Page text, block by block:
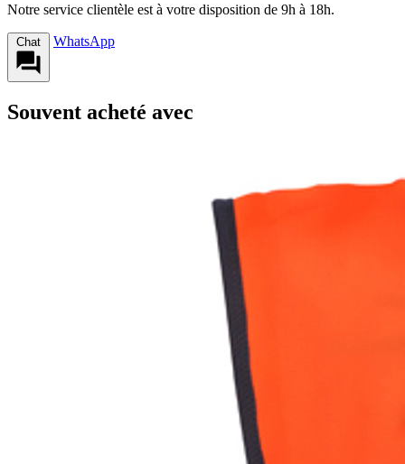
Notre service clientèle est à votre disposition de 9h à 18h.
Chat WhatsApp
Souvent acheté avec